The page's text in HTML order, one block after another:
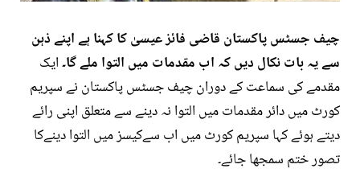
چیف جسٹس پاکستان قاضی فائز عیسیٰ کا کہنا ہے اپنے ذہن
سے یہ بات نکال دیں کہ اب مقدمات میں التوا ملے گا۔ایک
مقدمے کی سماعت کے دوران چیف جسٹس پاکستان نے سپریم
کورٹ میں دائر مقدمات میں التوا نہ دینے سے متعلق اپنی رائے
دیتے ہوئے کہا سپریم کورٹ میں اب سےکیسز میں التوا دینےکا
تصور ختم سمجھا جائے۔